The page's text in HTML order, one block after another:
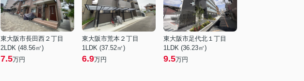
東大阪市長田西２丁目
2LDK (48.56㎡)
7.5万円
東大阪市荒本２丁目
1LDK (37.52㎡)
6.9万円
東大阪市足代北１丁目
1LDK (36.23㎡)
9.5万円